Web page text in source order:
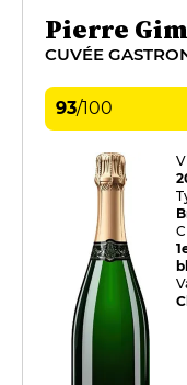
Pierre
CUVÉE
93/100